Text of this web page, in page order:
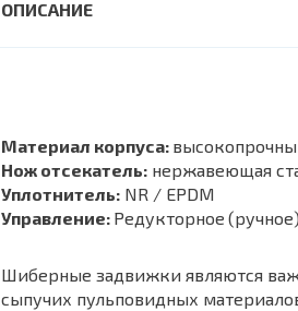
Материал корпуса:
Нож отсекатель: нержавеющая
Уплотнитель: NR / EPDM
Управление: Редукторное
Шиберные задвижки являются
сыпучих пульповидных